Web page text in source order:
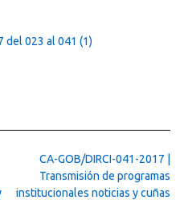
del 023 al 041 (1)
CA-GOB/DIRCI-041-2017 |
Transmisión de programas
institucionales noticias y cuñas